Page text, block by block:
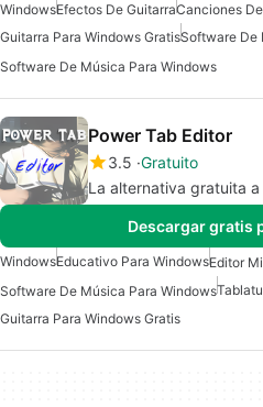
WindowsEfectos De GuitarraCanciones
Guitarra Para Windows GratisSoftware De
Software De Música Para Windows
Power Tab Editor
3.5 Gratuito
La alternativa gratuita a
Descargar gratis
WindowsEducativo Para WindowsEditor
Software De Música Para Windows
Guitarra Para Windows Gratis